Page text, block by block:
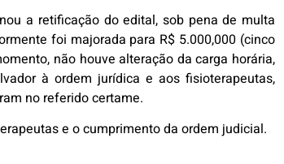
a retificação do edital, sob pena de multa
foi majorada para R$ 5.000,000 (cinco
não houve alteração da carga horária,
à ordem jurídica e aos fisioterapeutas,
no referido certame.
e o cumprimento da ordem judicial.